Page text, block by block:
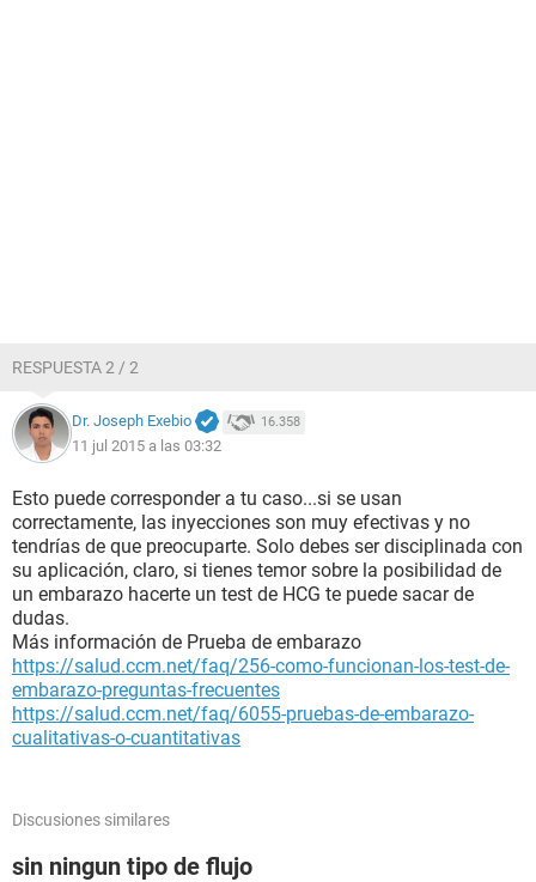
RESPUESTA 2 / 2
Dr. Joseph Exebio 16.358
11 jul 2015 a las 03:32
Esto puede corresponder a tu caso...si se usan
correctamente, las inyecciones son muy efectivas y no
tendrías de que preocuparte. Solo debes ser disciplinada con
su aplicación, claro, si tienes temor sobre la posibilidad de
un embarazo hacerte un test de HCG te puede sacar de
dudas.
Más información de Prueba de embarazo
https://salud.ccm.net/faq/256-como-funcionan-los-test-de-
embarazo-preguntas-frecuentes
https://salud.ccm.net/faq/6055-pruebas-de-embarazo-
cualitativas-o-cuantitativas
Discusiones similares
sin ningun tipo de flujo